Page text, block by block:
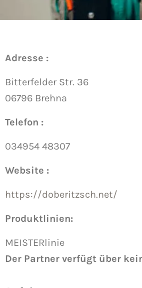
Adresse :
Bitterfelder Str. 36
06796 Brehna
Telefon :
034954 48307
Website :
https://doberitzsch.net/
Produktlinien:
MEISTERlinie
Der Partner verfügt über